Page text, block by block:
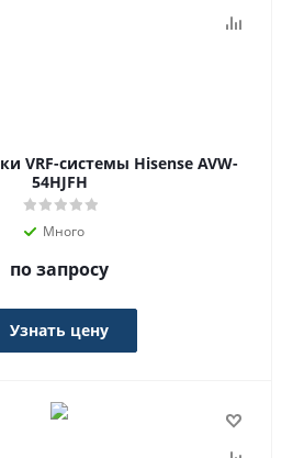
VRF-системы Hisense AVW-
54HJFH
Много
по запросу
Узнать цену